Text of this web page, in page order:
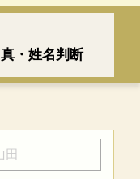
真・姓名判断